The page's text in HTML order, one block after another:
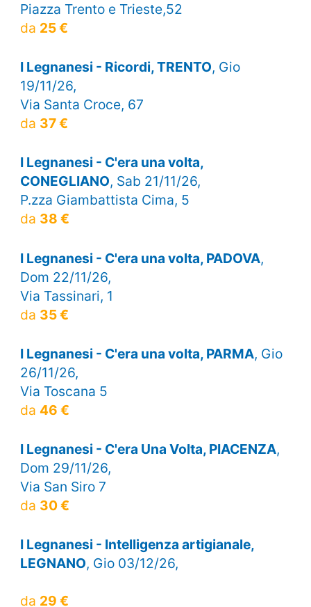
Piazza Trento e Trieste,52
da 25 €
I Legnanesi - Ricordi, TRENTO, Gio
19/11/26,
Via Santa Croce, 67
da 37 €
I Legnanesi - C'era una volta,
CONEGLIANO, Sab 21/11/26,
P.zza Giambattista Cima, 5
da 38 €
I Legnanesi - C'era una volta, PADOVA,
Dom 22/11/26,
Via Tassinari, 1
da 35 €
I Legnanesi - C'era una volta, PARMA, Gio
26/11/26,
Via Toscana 5
da 46 €
I Legnanesi - C'era Una Volta, PIACENZA,
Dom 29/11/26,
Via San Siro 7
da 30 €
I Legnanesi - Intelligenza artigianale,
LEGNANO, Gio 03/12/26,
da 29 €